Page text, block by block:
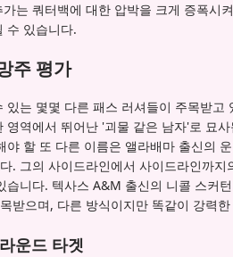
는 쿼터백에 대한 압박을 크게 증폭시
수 있습니다.
주 평가
는 몇몇 다른 패스 러셔들이 주목받고
영역에서 뛰어난 '괴물 같은 남자'로 묘
야 할 또 다른 이름은 앨라배마 출신의
. 그의 사이드라인에서 사이드라인까
습니다. 텍사스 A&M 출신의 니콜 스커
받으며, 다른 방식이지만 똑같이 강력
운드 타겟